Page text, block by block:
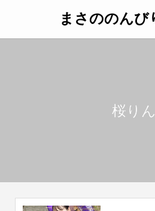
まさののんび
桜りん